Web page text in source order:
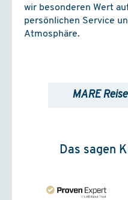
wir besonderen Wert
persönlichen Service
Atmosphäre.
MARE
Das sagen